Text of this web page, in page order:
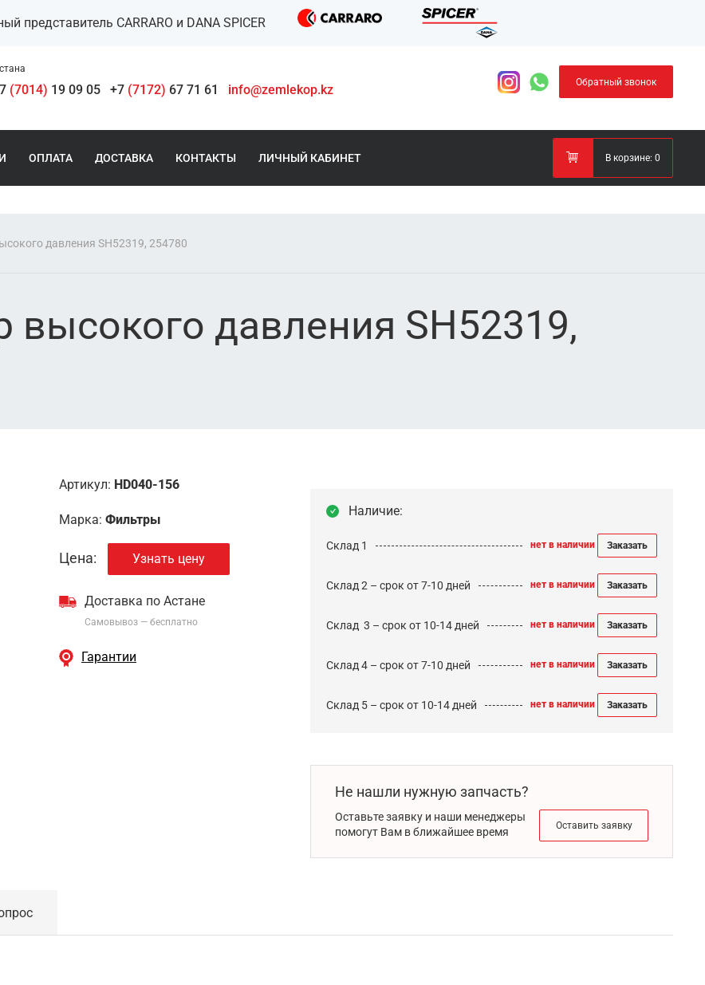
представитель CARRARO и DANA SPICER
(7014) 19 09 05 +7 (7172) 67 71 61 info@zemlekop.kz Обратный звонок
ОПЛАТА ДОСТАВКА КОНТАКТЫ ЛИЧНЫЙ КАБИНЕТ В корзине: 0
давления SH52319, 254780
высокого давления SH52319,
Артикул: HD040-156
Марка: Фильтры
Цена: Узнать цену
Доставка по Астане
Самовывоз — бесплатно
Гарантии
Наличие:
Склад 1 нет в наличии Заказать
Склад 2 – срок от 7-10 дней нет в наличии Заказать
Cклад 3 – срок от 10-14 дней нет в наличии Заказать
Склад 4 – срок от 7-10 дней нет в наличии Заказать
Склад 5 – срок от 10-14 дней нет в наличии Заказать
Не нашли нужную запчасть?
Оставьте заявку и наши менеджеры
помогут Вам в ближайшее время
Оставить заявку